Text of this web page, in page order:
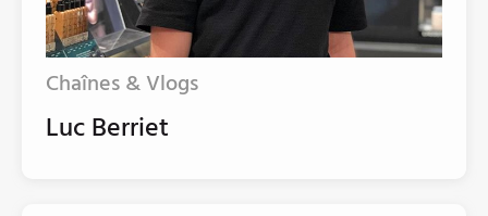
Chaînes & Vlogs
Luc Berriet